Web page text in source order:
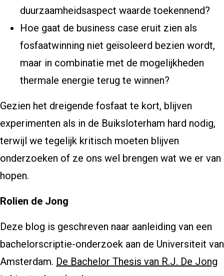
duurzaamheidsaspect waarde toekennend?
Hoe gaat de business case eruit zien als
fosfaatwinning niet geïsoleerd bezien wordt,
maar in combinatie met de mogelijkheden
thermale energie terug te winnen?
Gezien het dreigende fosfaat te kort, blijven
experimenten als in de Buiksloterham hard nodig,
terwijl we tegelijk kritisch moeten blijven
onderzoeken of ze ons wel brengen wat we er van
hopen.
Rolien de Jong
Deze blog is geschreven naar aanleiding van een
bachelorscriptie-onderzoek aan de Universiteit van
Amsterdam. De Bachelor Thesis van R.J. De Jong